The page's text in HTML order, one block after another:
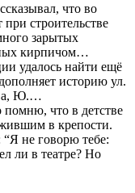
что во
строительстве
зарытых
кирпичом…
удалось найти ещё
историю ул.
Ю.…
помню, что в детстве
в крепости.
“Я не говорю тебе:
ли в театре? Но